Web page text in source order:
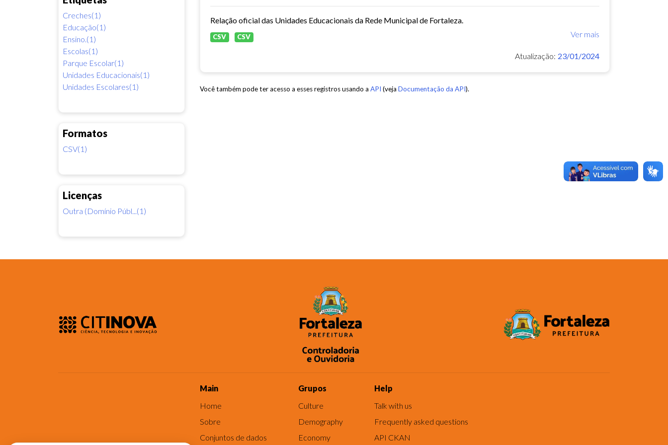
Creches(1)
Educação(1)
Ensino.(1)
Escolas(1)
Parque Escolar(1)
Unidades Educacionais(1)
Unidades Escolares(1)
Formatos
CSV(1)
Licenças
Outra (Domínio Públ...(1)
Relação oficial das Unidades Educacionais da Rede Municipal de Fortaleza.
Ver mais
CSV CSV
Atualização: 23/01/2024
Você também pode ter acesso a esses registros usando a API (veja Documentação da API).
Main
Home
Sobre
Conjuntos de dados
Grupos
Culture
Demography
Economy
Help
Talk with us
Frequently asked questions
API CKAN